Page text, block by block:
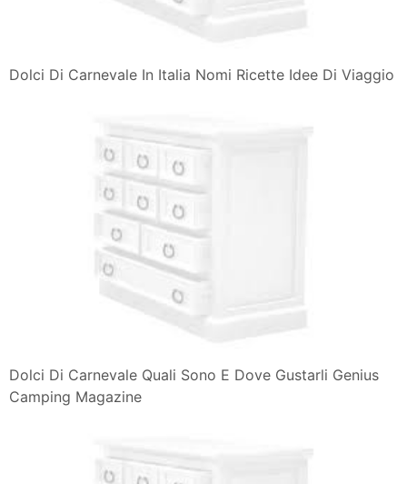
Dolci Di Carnevale In Italia Nomi Ricette Idee Di Viaggio
Dolci Di Carnevale Quali Sono E Dove Gustarli Genius
Camping Magazine